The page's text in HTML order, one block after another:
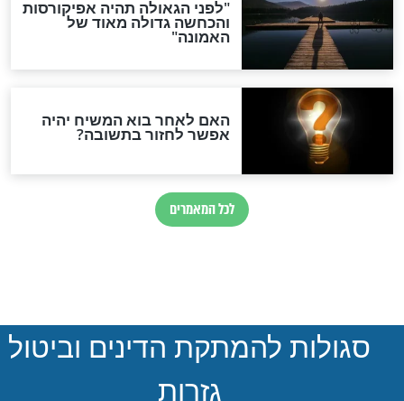
הותר לפרסום: לוחמי מילואים
נהרגו בדרום לבנון
ההסכם החשאי של טראמפ
סימני שאלה